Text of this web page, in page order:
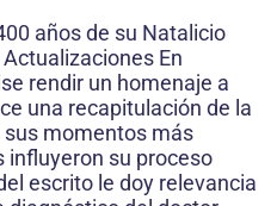
años de su Natalicio
En
rendir un homenaje a
una recapitulación de la
momentos más
su proceso
escrito le doy relevancia